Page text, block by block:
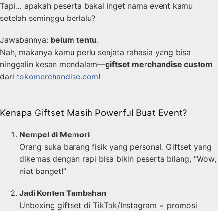
Tapi… apakah peserta bakal inget nama event kamu
setelah seminggu berlalu?
Jawabannya: belum tentu.
Nah, makanya kamu perlu senjata rahasia yang bisa
ninggalin kesan mendalam—giftset merchandise custom
dari tokomerchandise.com!
Kenapa Giftset Masih Powerful Buat Event?
Nempel di Memori
Orang suka barang fisik yang personal. Giftset yang
dikemas dengan rapi bisa bikin peserta bilang, “Wow,
niat banget!”
Jadi Konten Tambahan
Unboxing giftset di TikTok/Instagram = promosi